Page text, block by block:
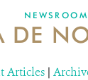
ATENCIÓN DE
DONA
NEWSROOM
DE
Articles |